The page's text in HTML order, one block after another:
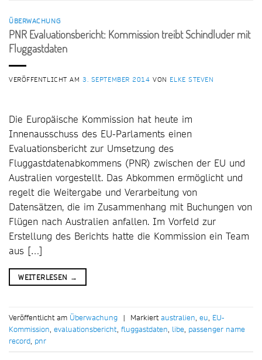
ÜBERWACHUNG
PNR Evaluationsbericht: Kommission treibt Schindluder mit
Fluggastdaten
VERÖFFENTLICHT AM3. SEPTEMBER 2014 VON ELKE STEVEN
Die Europäische Kommission hat heute im
Innenausschuss des EU-Parlaments einen
Evaluationsbericht zur Umsetzung des
Fluggastdatenabkommens (PNR) zwischen der EU und
Australien vorgestellt. Das Abkommen ermöglicht und
regelt die Weitergabe und Verarbeitung von
Datensätzen, die im Zusammenhang mit Buchungen von
Flügen nach Australien anfallen. Im Vorfeld zur
Erstellung des Berichts hatte die Kommission ein Team
aus […]
WEITERLESEN →
Veröffentlicht am Überwachung | Markiertaustralien, eu, EU-
Kommission, evaluationsbericht, fluggastdaten, libe, passenger name
record, pnr